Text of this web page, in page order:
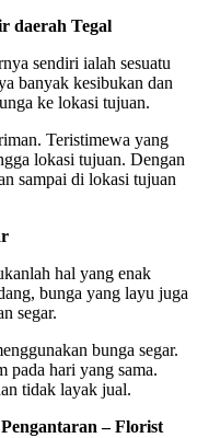
daerah Tegal
sendiri ialah sesuatu
banyak kesibukan dan
ke lokasi tujuan.
Teristimewa yang
lokasi tujuan. Dengan
sampai di lokasi tujuan
hal yang enak
bunga yang layu juga
segar.
bunga segar.
hari yang sama.
tidak layak jual.
–Florist